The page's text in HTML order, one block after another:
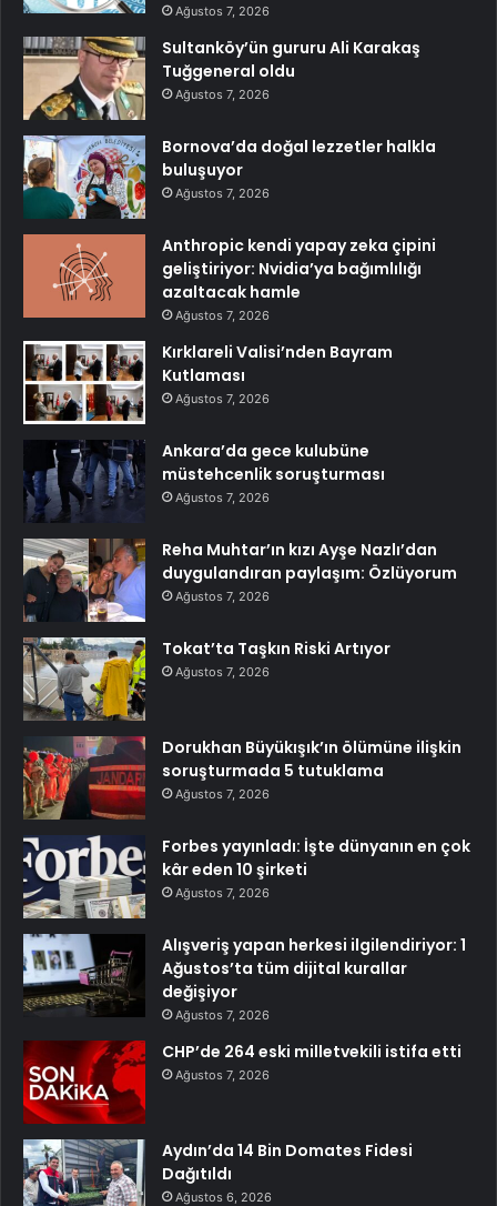
Ağustos 7, 2026
Sultanköy’ün gururu Ali Karakaş
Tuğgeneral oldu
Ağustos 7, 2026
Bornova’da doğal lezzetler halkla
buluşuyor
Ağustos 7, 2026
Anthropic kendi yapay zeka çipini
geliştiriyor: Nvidia’ya bağımlılığı
azaltacak hamle
Ağustos 7, 2026
Kırklareli Valisi’nden Bayram
Kutlaması
Ağustos 7, 2026
Ankara’da gece kulubüne
müstehcenlik soruşturması
Ağustos 7, 2026
Reha Muhtar’ın kızı Ayşe Nazlı’dan
duygulandıran paylaşım: Özlüyorum
Ağustos 7, 2026
Tokat’ta Taşkın Riski Artıyor
Ağustos 7, 2026
Dorukhan Büyükışık’ın ölümüne ilişkin
soruşturmada 5 tutuklama
Ağustos 7, 2026
Forbes yayınladı: İşte dünyanın en çok
kâr eden 10 şirketi
Ağustos 7, 2026
Alışveriş yapan herkesi ilgilendiriyor: 1
Ağustos’ta tüm dijital kurallar
değişiyor
Ağustos 7, 2026
CHP’de 264 eski milletvekili istifa etti
Ağustos 7, 2026
Aydın’da 14 Bin Domates Fidesi
Dağıtıldı
Ağustos 6, 2026